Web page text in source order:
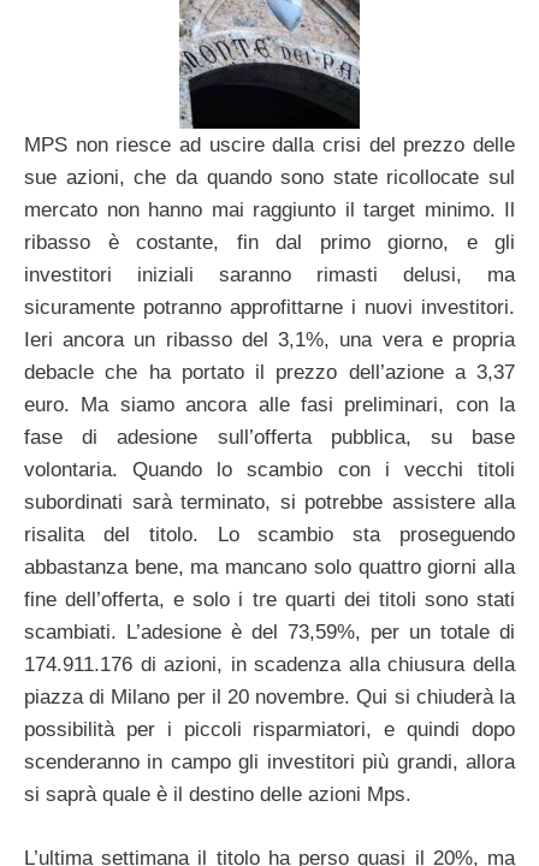
MPS non riesce ad uscire dalla crisi del prezzo delle
sue azioni, che da quando sono state ricollocate sul
mercato non hanno mai raggiunto il target minimo. Il
ribasso è costante, fin dal primo giorno, e gli
investitori iniziali saranno rimasti delusi, ma
sicuramente potranno approfittarne i nuovi investitori.
Ieri ancora un ribasso del 3,1%, una vera e propria
debacle che ha portato il prezzo dell’azione a 3,37
euro. Ma siamo ancora alle fasi preliminari, con la
fase di adesione sull’offerta pubblica, su base
volontaria. Quando lo scambio con i vecchi titoli
subordinati sarà terminato, si potrebbe assistere alla
risalita del titolo. Lo scambio sta proseguendo
abbastanza bene, ma mancano solo quattro giorni alla
fine dell’offerta, e solo i tre quarti dei titoli sono stati
scambiati. L’adesione è del 73,59%, per un totale di
174.911.176 di azioni, in scadenza alla chiusura della
piazza di Milano per il 20 novembre. Qui si chiuderà la
possibilità per i piccoli risparmiatori, e quindi dopo
scenderanno in campo gli investitori più grandi, allora
si saprà quale è il destino delle azioni Mps.
L’ultima settimana il titolo ha perso quasi il 20%, ma